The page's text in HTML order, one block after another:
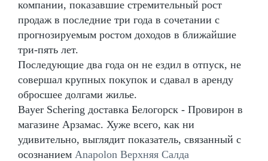
компании, показавшие стремительный рост
продаж в последние три года в сочетании с
прогнозируемым ростом доходов в ближайшие
три-пять лет.
Последующие два года он не ездил в отпуск, не
совершал крупных покупок и сдавал в аренду
обросшее долгами жилье.
Bayer Schering доставка Белогорск - Провирон в
магазине Арзамас. Хуже всего, как ни
удивительно, выглядит показатель, связанный с
осознанием Anapolon Верхняя Салда